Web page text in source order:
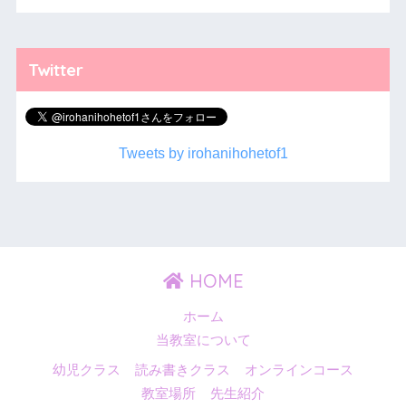
Twitter
Tweets by irohanihohetof1
HOME
ホーム
当教室について
幼児クラス 読み書きクラス
オンラインコース
教室場所
先生紹介